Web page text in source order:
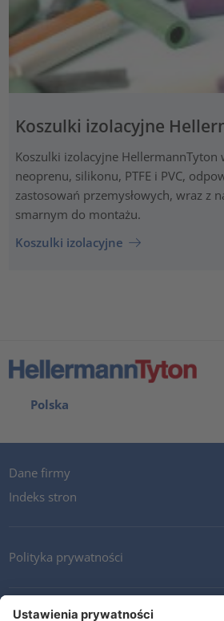
Koszulki izolacyjne
Koszulki izolacyjne HellermannTyton
neoprenu, silikonu, PTFE i PVC,
zastosowań przemysłowych, wraz z
smarnym do montażu.
Koszulki izolacyjne
Polska
Dane firmy
Indeks stron
Polityka prywatności